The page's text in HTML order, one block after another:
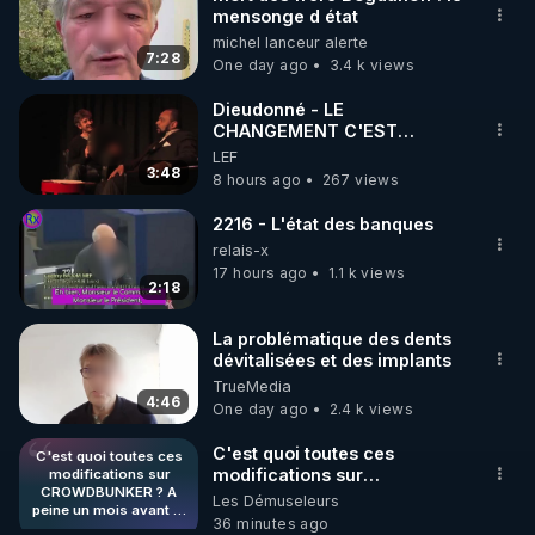
🌱 INSTAGRAM
https://www.instagram.com/rdlr_thierrycasasnovas/
http://rgnr.li/instagram
🌱 LA NEWSLETTER
Pour ne pas rater l’actualité RGNR (stages,
http://rgnr.li/news
🌱 VIDÉOS NON CENSURÉES SUR ODYSEE
Toutes les vidéos Youtube sont aussi sur la
http://rgnr.li/odysee
🌱 LES STAGES EN PRÉSENTIEL
http://rgnr.li/stages
7:28
mensonge d état
michel lanceur alerte
One day ago
3.4 k views
3:48
Dieudonné - LE
CHANGEMENT C'EST
MAINTENANT
LEF
8 hours ago
267 views
2:18
2216 - L'état des banques
relais-x
17 hours ago
1.1 k views
4:46
La problématique des dents
dévitalisées et des implants
TrueMedia
One day ago
2.4 k views
C'est quoi toutes ces
modifications sur
CROWDBUNKER ? A
peine un mois avant le
début de la censure sur
C'est quoi toutes ces
modifications sur
CROWDBUNKER ? A peine
un mois avant le début de la
Les Démuseleurs
36 minutes ago